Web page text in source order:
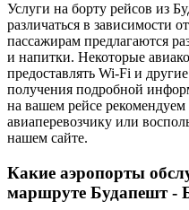
Услуги на борту рейсов из
различаться в зависимости
пассажирам предлагаются
и напитки. Некоторые
предоставлять Wi-Fi и
получения подробной
на вашем рейсе рекомендуем
авиаперевозчику или
нашем сайте.
Какие аэропорты
маршруте Будапешт -